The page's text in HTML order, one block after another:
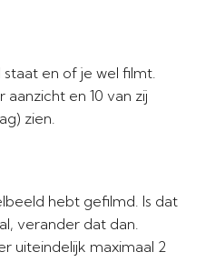
en of je wel filmt.
aanzicht en 10 van zij
zien.
hebt gefilmd. Is dat
verander dat dan.
uiteindelijk maximaal 2